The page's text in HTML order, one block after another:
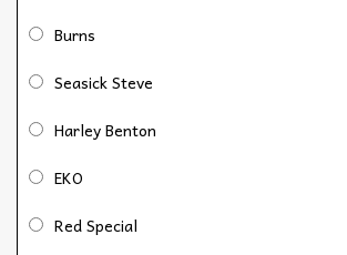
Burns
Seasick Steve
Harley Benton
EKO
Red Special